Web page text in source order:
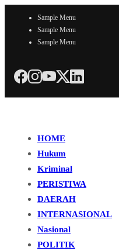
Sample Menu
Sample Menu
Sample Menu
HOME
Hukum
Kriminal
PERISTIWA
DAERAH
INTERNASIONAL
Nasional
POLITIK